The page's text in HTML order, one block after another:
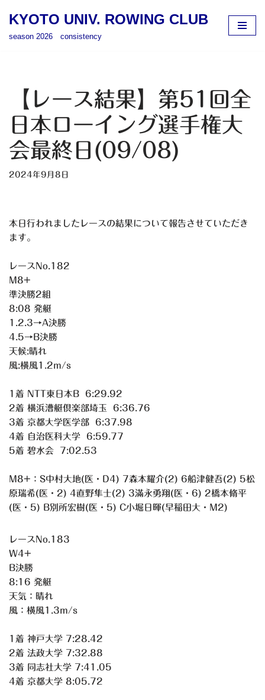
ス
キ
ッ
プ
KYOTO UNIV. ROWING CLUB
season 2026 consistency
【レース結果】第51回全
日本ローイング選手権大
会最終日(09/08)
2024年9月8日
本日行われましたレースの結果について報告させていただき
ます。
レースNo.182
M8+
準決勝2組
8:08 発艇
1.2.3→A決勝
4.5→B決勝
天候:晴れ
風:横風1.2m/s
1着 NTT東日本B 6:29.92
2着 横浜漕艇倶楽部埼玉 6:36.76
3着 京都大学医学部 6:37.98
4着 自治医科大学 6:59.77
5着 碧水会 7:02.53
M8+：S中村大地(医・D4) 7森本耀介(2) 6船津健吾(2) 5松
原瑞希(医・2) 4直野隼士(2) 3滿永勇翔(医・6) 2橋本脩平
(医・5) B別所宏樹(医・5) C小堀日暉(早稲田大・M2)
レースNo.183
W4+
B決勝
8:16 発艇
天気：晴れ
風：横風1.3m/s
1着 神戸大学 7:28.42
2着 法政大学 7:32.88
3着 同志社大学 7:41.05
4着 京都大学 8:05.72